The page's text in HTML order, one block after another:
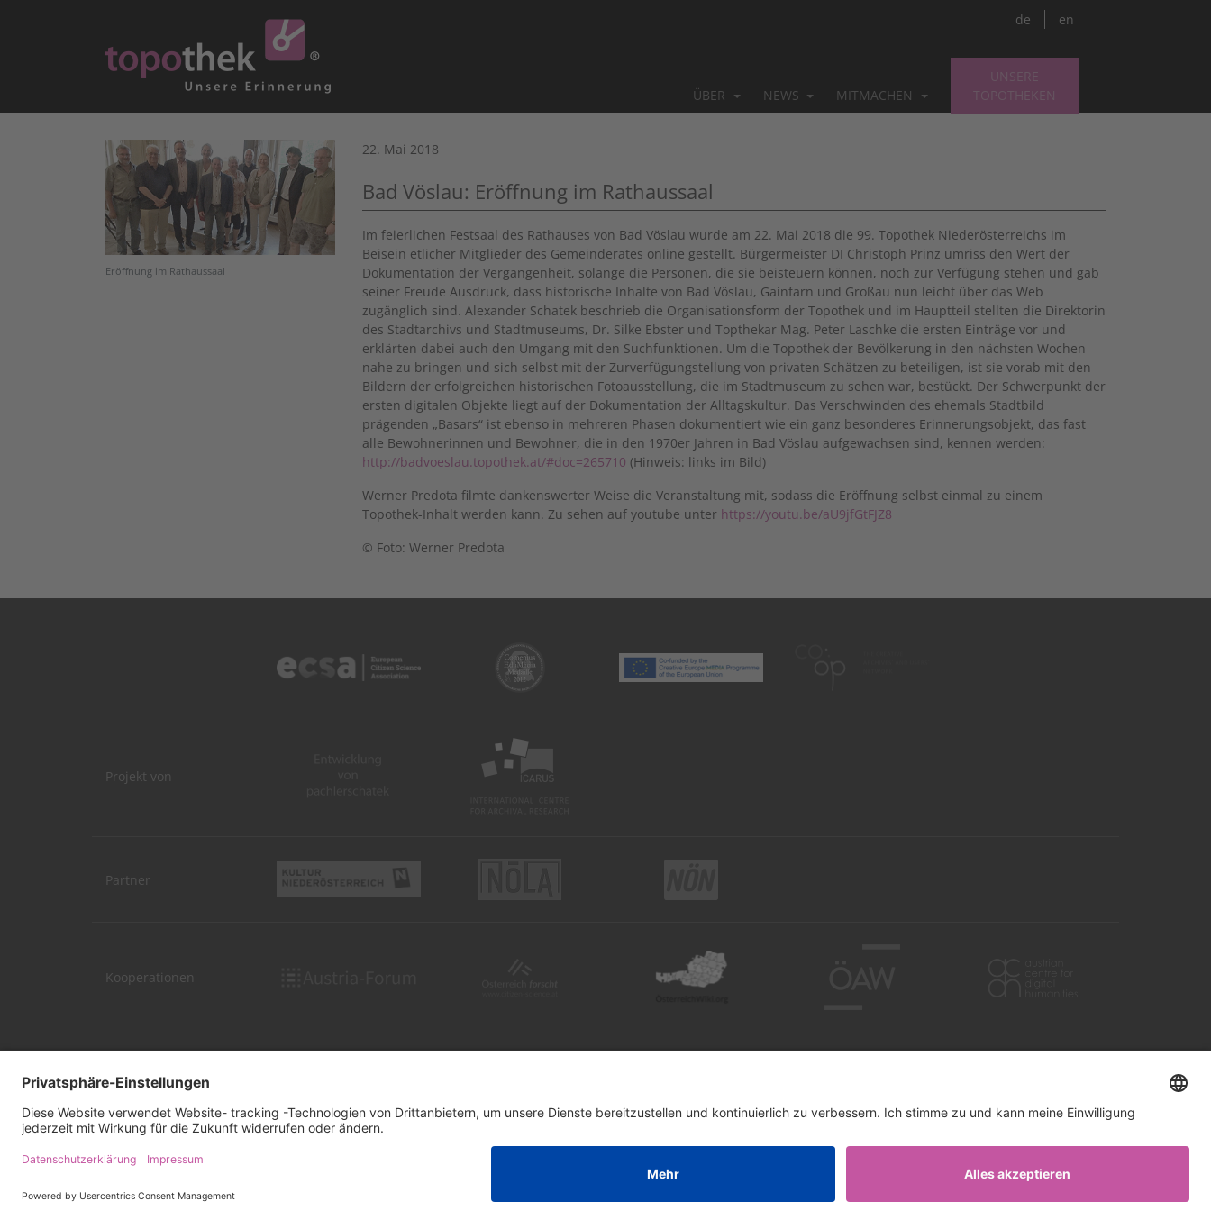
ÜBER NEWS MITMACHEN
UNSERE
TOPOTHEKEN
de en
Eröffnung im Rathaussaal
22. Mai 2018
Bad Vöslau: Eröffnung im Rathaussaal
Im feierlichen Festsaal des Rathauses von Bad Vöslau wurde am 22. Mai 2018 die 99. Topothek Niederösterreichs im
Beisein etlicher Mitglieder des Gemeinderates online gestellt. Bürgermeister DI Christoph Prinz umriss den Wert der
Dokumentation der Vergangenheit, solange die Personen, die sie beisteuern können, noch zur Verfügung stehen und gab
seiner Freude Ausdruck, dass historische Inhalte von Bad Vöslau, Gainfarn und Großau nun leicht über das Web
zugänglich sind. Alexander Schatek beschrieb die Organisationsform der Topothek und im Hauptteil stellten die Direktorin
des Stadtarchivs und Stadtmuseums, Dr. Silke Ebster und Topthekar Mag. Peter Laschke die ersten Einträge vor und
erklärten dabei auch den Umgang mit den Suchfunktionen. Um die Topothek der Bevölkerung in den nächsten Wochen
nahe zu bringen und sich selbst mit der Zurverfügungstellung von privaten Schätzen zu beteiligen, ist sie vorab mit den
Bildern der erfolgreichen historischen Fotoausstellung, die im Stadtmuseum zu sehen war, bestückt. Der Schwerpunkt der
ersten digitalen Objekte liegt auf der Dokumentation der Alltagskultur. Das Verschwinden des ehemals Stadtbild
prägenden „Basars“ ist ebenso in mehreren Phasen dokumentiert wie ein ganz besonderes Erinnerungsobjekt, das fast
alle Bewohnerinnen und Bewohner, die in den 1970er Jahren in Bad Vöslau aufgewachsen sind, kennen werden:
http://badvoeslau.topothek.at/#doc=265710 (Hinweis: links im Bild)
Werner Predota filmte dankenswerter Weise die Veranstaltung mit, sodass die Eröffnung selbst einmal zu einem
Topothek-Inhalt werden kann. Zu sehen auf youtube unter https://youtu.be/aU9jfGtFJZ8
© Foto: Werner Predota
Projekt von
Partner
Kooperationen
NEWSLETTER ABONNIEREN